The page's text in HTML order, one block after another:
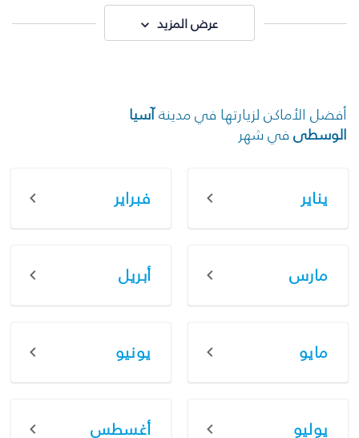
عرض المزيد
أفضل الأماكن لزيارتها في مدينةآسيا
الوسطى في شهر
يناير فبراير
مارس أبريل
مايو يونيو
يوليو أغسطس